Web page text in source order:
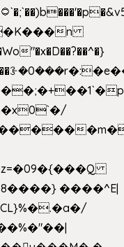
n
"�x�D��?��^�}
����^E|